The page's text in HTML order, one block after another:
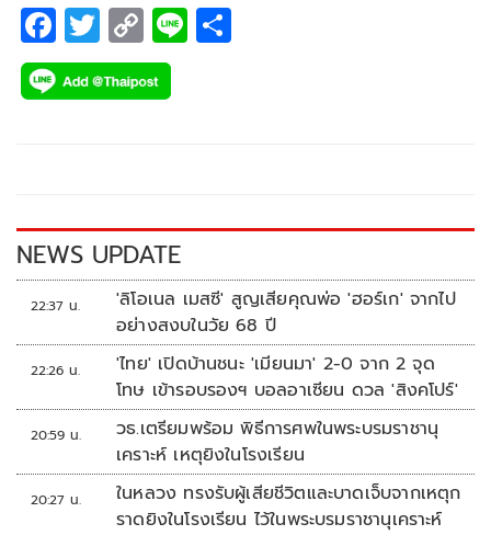
F
ac
e
k
T
wi
tt
C
o
p
k
Li
NEWS UPDATE
22:37 น.
'ลิโอเนล เมสซี' สูญเสียคุณพ่อ 'ฮอร์เก' จากไป
อย่างสงบในวัย 68 ปี
22:26 น.
'ไทย' เปิดบ้านชนะ 'เมียนมา' 2-0 จาก 2 จุด
โทษ เข้ารอบรองฯ บอลอาเซียน ดวล 'สิงคโปร์'
20:59 น.
วธ.เตรียมพร้อม พิธีการศพในพระบรมราชานุ
เคราะห์ เหตุยิงในโรงเรียน
20:27 น.
ในหลวง ทรงรับผู้เสียชีวิตและบาดเจ็บจากเหตุก
ราดยิงในโรงเรียน ไว้ในพระบรมราชานุเคราะห์